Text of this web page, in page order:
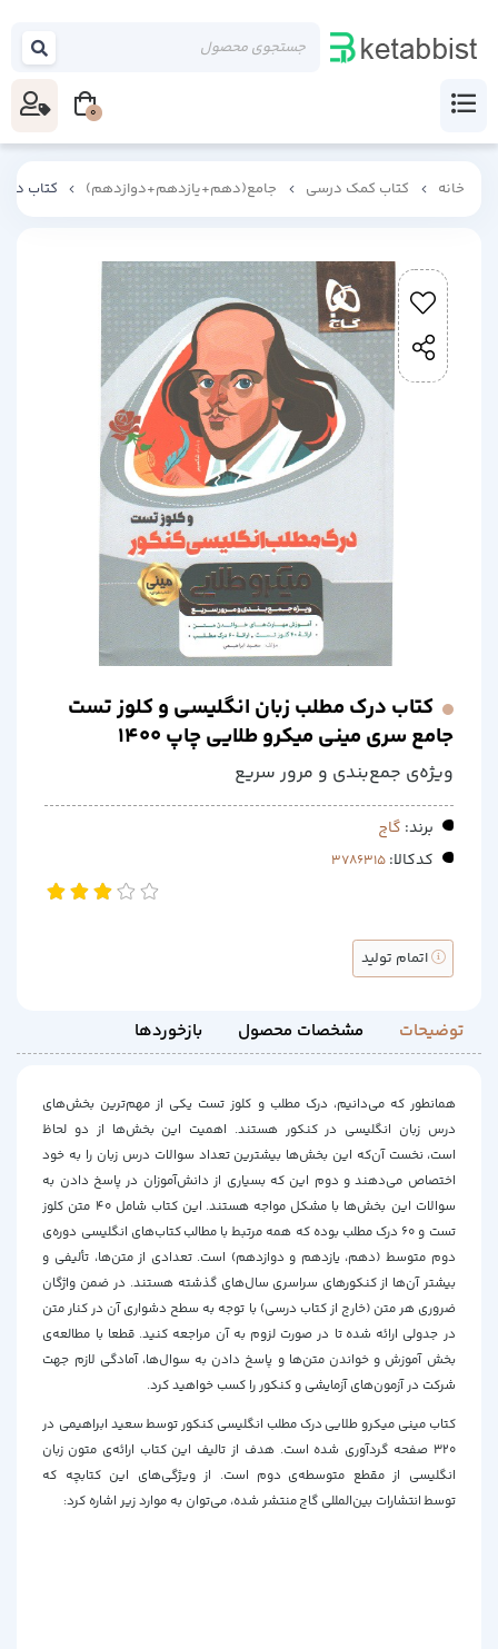
خانه کتاب کمک درسی جامع(دهم+یازدهم+دوازدهم) کتاب
کتاب درک مطلب زبان انگلیسی و کلوز تست
جامع سری مینی میکرو طلایی چاپ 1400
ویژه‌ی جمع‌بندی و مرور سریع
برند: گاج
کدکالا:
اتمام تولید
توضیحات مشخصات محصول بازخوردها
همانطور که می‌دانیم، درک مطلب و کلوز تست یکی از مهم‌ترین بخش‌های
درس زبان انگلیسی در کنکور هستند. اهمیت این بخش‌ها از دو لحاظ
است، نخست آن‌که این بخش‌ها بیشترین تعداد سوالات درس زبان را به خود
اختصاص می‌دهند و دوم این که بسیاری از دانش‌آموزان در پاسخ دادن به
سوالات این بخش‌ها با مشکل مواجه هستند. این کتاب شامل 40 متن کلوز
تست و 60 درک مطلب بوده که همه مرتبط با مطالب کتاب‌های انگلیسی دوره‌ی
دوم متوسط (دهم، یازدهم و دوازدهم) است. تعدادی از متن‌ها، تألیفی و
بیشتر آن‌ها از کنکورهای سراسری سال‌های گذشته هستند. در ضمن واژگان
ضروری هر متن (خارج از کتاب درسی) با توجه به سطح دشواری آن در کنار متن
در جدولی ارائه شده تا در صورت لزوم به آن مراجعه کنید. قطعا با مطالعه‌ی
بخش آموزش و خواندن متن‌ها و پاسخ دادن به سوال‌ها، آمادگی لازم جهت
شرکت در آزمون‌های آزمایشی و کنکور را کسب خواهید کرد.
کتاب مینی میکرو طلایی درک مطلب انگلیسی کنکور توسط سعید ابراهیمی در
320 صفحه گردآوری شده است. هدف از تالیف این کتاب ارائه‌ی متون زبان
انگلیسی از مقطع متوسطه‌ی دوم است. از ویژگی‌های این کتابچه که
توسط انتشارات بین‌المللی گاج منتشر شده، می‌توان به موارد زیر اشاره کرد:
0